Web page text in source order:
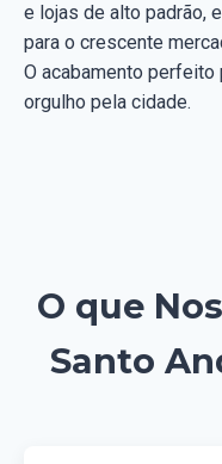
e lojas de alto padrão,
para o crescente
O acabamento perfeito
orgulho pela cidade.
O que
Santo